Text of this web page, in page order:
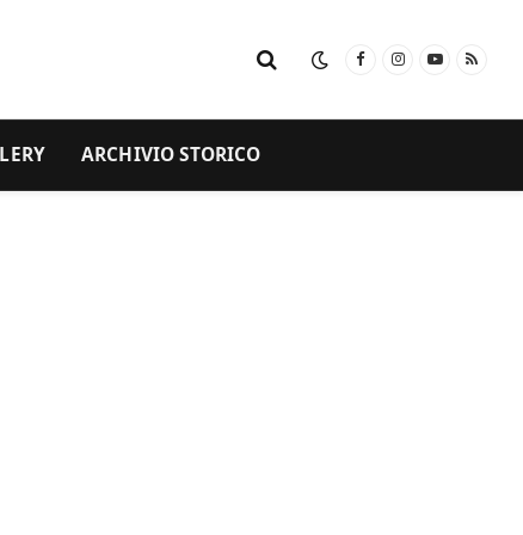
FacebookInstagram
YouTube
RSS
ARCHIVIO STORICO